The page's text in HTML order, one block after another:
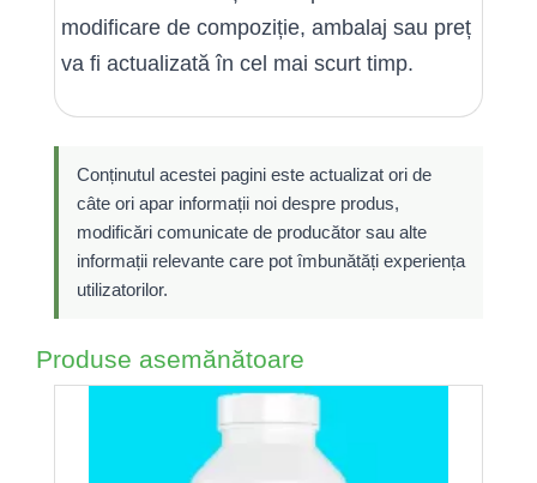
modificare de compoziție, ambalaj sau preț
va fi actualizată în cel mai scurt timp.
Conținutul acestei pagini este actualizat ori de
câte ori apar informații noi despre produs,
modificări comunicate de producător sau alte
informații relevante care pot îmbunătăți experiența
utilizatorilor.
Produse asemănătoare